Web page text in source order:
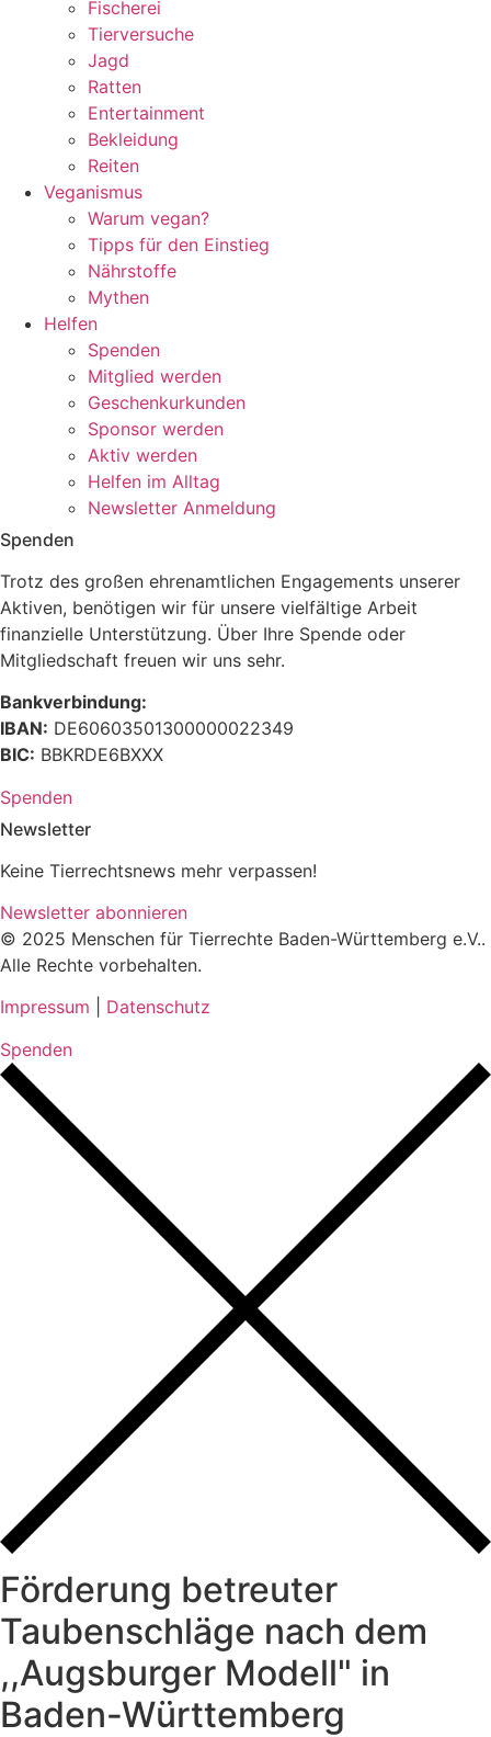
Fischerei
Tierversuche
Jagd
Ratten
Entertainment
Bekleidung
Reiten
Veganismus
Warum vegan?
Tipps für den Einstieg
Nährstoffe
Mythen
Helfen
Spenden
Mitglied werden
Geschenkurkunden
Sponsor werden
Aktiv werden
Helfen im Alltag
Newsletter Anmeldung
Spenden
Trotz des großen ehrenamtlichen Engagements unserer
Aktiven, benötigen wir für unsere vielfältige Arbeit
finanzielle Unterstützung. Über Ihre Spende oder
Mitgliedschaft freuen wir uns sehr.
Bankverbindung:
IBAN: DE60603501300000022349
BIC: BBKRDE6BXXX
Spenden
Newsletter
Keine Tierrechtsnews mehr verpassen!
Newsletter abonnieren
© 2025 Menschen für Tierrechte Baden-Württemberg e.V..
Alle Rechte vorbehalten.
Impressum
Datenschutz
Spenden
Förderung betreuter
Taubenschläge nach dem
,,Augsburger Modell" in
Baden-Württemberg